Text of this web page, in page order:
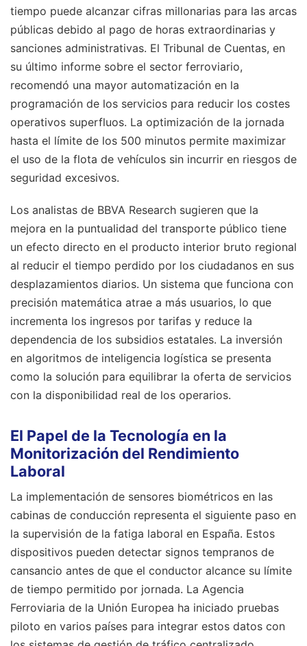
tiempo puede alcanzar cifras millonarias para las arcas
públicas debido al pago de horas extraordinarias y
sanciones administrativas. El Tribunal de Cuentas, en
su último informe sobre el sector ferroviario,
recomendó una mayor automatización en la
programación de los servicios para reducir los costes
operativos superfluos. La optimización de la jornada
hasta el límite de los 500 minutos permite maximizar
el uso de la flota de vehículos sin incurrir en riesgos de
seguridad excesivos.
Los analistas de BBVA Research sugieren que la
mejora en la puntualidad del transporte público tiene
un efecto directo en el producto interior bruto regional
al reducir el tiempo perdido por los ciudadanos en sus
desplazamientos diarios. Un sistema que funciona con
precisión matemática atrae a más usuarios, lo que
incrementa los ingresos por tarifas y reduce la
dependencia de los subsidios estatales. La inversión
en algoritmos de inteligencia logística se presenta
como la solución para equilibrar la oferta de servicios
con la disponibilidad real de los operarios.
El Papel de la Tecnología en la
Monitorización del Rendimiento
Laboral
La implementación de sensores biométricos en las
cabinas de conducción representa el siguiente paso en
la supervisión de la fatiga laboral en España. Estos
dispositivos pueden detectar signos tempranos de
cansancio antes de que el conductor alcance su límite
de tiempo permitido por jornada. La Agencia
Ferroviaria de la Unión Europea ha iniciado pruebas
piloto en varios países para integrar estos datos con